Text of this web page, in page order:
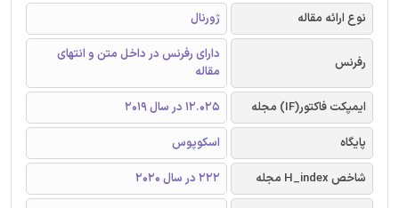
نوع ارائه مقاله
ژورنال
رفرنس
دارای رفرنس در داخل متن و انتهای
مقاله
ایمپکت فاکتور(IF) مجله
12.025 در سال 2019
پایگاه
اسکوپوس
شاخص H_index مجله
222 در سال 2020